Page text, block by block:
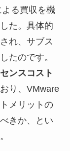
る買収を機
た。具体的
れ、サブス
たのです。
ンスコスト
り、VMware
メリットの
きか、とい